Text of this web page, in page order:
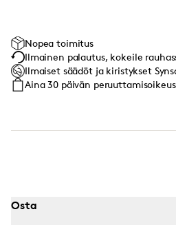
Nopea toimitus
Ilmainen palautus, kokeile
Ilmaiset säädöt ja kiristykset
Aina 30 päivän peruuttamisoikeus
Osta